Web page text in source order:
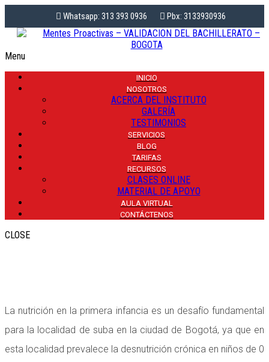
Whatsapp: 313 393 0936 Pbx: 3133930936
Menu
INICIO
NOSOTROS
ACERCA DEL INSTITUTO
GALERÍA
TESTIMONIOS
SERVICIOS
BLOG
TARIFAS
RECURSOS
CLASES ONLINE
MATERIAL DE APOYO
AULA VIRTUAL
CONTÁCTENOS
CLOSE
NUTRICIÓN Y SALUD
EN LA PRIMERA
INFANCIA UNA PARTE
ESENCIAL PARA LA
La nutrición en la primera infancia es un desafío fundamental
para la localidad de suba en la ciudad de Bogotá, ya que en
esta localidad prevalece la desnutrición crónica en niños de 0